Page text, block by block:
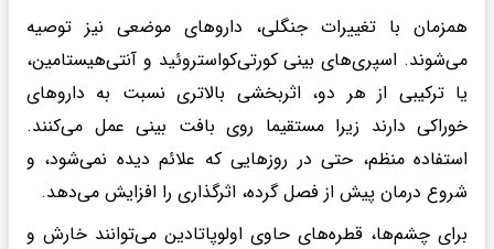
همزمان با تغییرات جنگلی، داروهای موضعی نیز توصیه
می‌شوند. اسپری‌های بینی کورتی‌کواستروئید و آنتی‌هیستامین،
یا ترکیبی از هر دو، اثربخشی بالاتری نسبت به داروهای
خوراکی دارند زیرا مستقیما روی بافت بینی عمل می‌کنند.
استفاده منظم، حتی در روزهایی که علائم دیده نمی‌شود، و
شروع درمان پیش از فصل گرده، اثرگذاری را افزایش می‌دهد.
برای چشم‌ها، قطره‌های حاوی اولوپاتادین می‌توانند خارش و